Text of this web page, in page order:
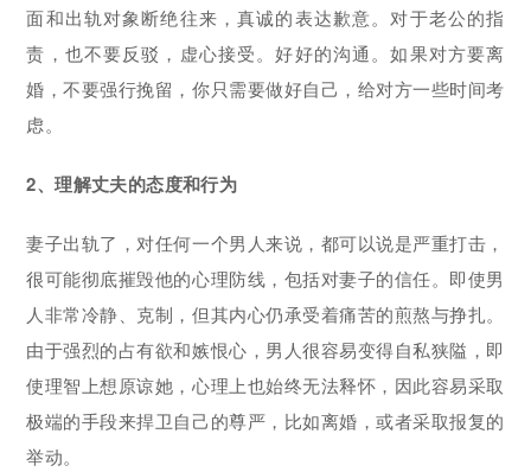
面和出轨对象断绝往来，真诚的表达歉意。对于老公的指
责，也不要反驳，虚心接受。好好的沟通。如果对方要离
婚，不要强行挽留，你只需要做好自己，给对方一些时间考
虑。
2、理解丈夫的态度和行为
妻子出轨了，对任何一个男人来说，都可以说是严重打击，
很可能彻底摧毁他的心理防线，包括对妻子的信任。即使男
人非常冷静、克制，但其内心仍承受着痛苦的煎熬与挣扎。
由于强烈的占有欲和嫉恨心，男人很容易变得自私狭隘，即
使理智上想原谅她，心理上也始终无法释怀，因此容易采取
极端的手段来捍卫自己的尊严，比如离婚，或者采取报复的
举动。